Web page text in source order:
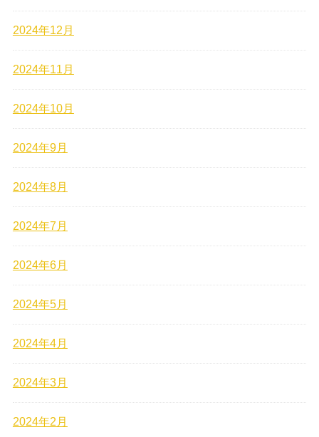
2024年12月
2024年11月
2024年10月
2024年9月
2024年8月
2024年7月
2024年6月
2024年5月
2024年4月
2024年3月
2024年2月